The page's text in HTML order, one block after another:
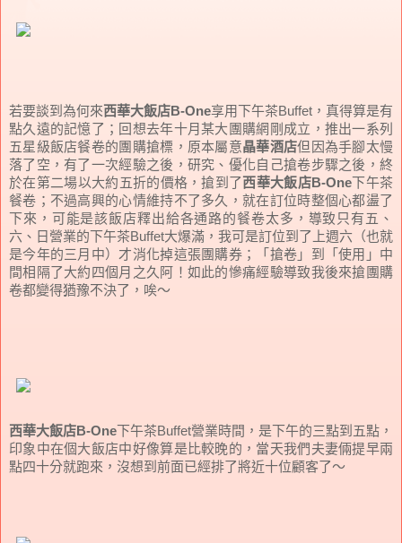
若要談到為何來西華大飯店B-One享用下午茶Buffet，真得算是有
點久遠的記憶了；回想去年十月某大團購網剛成立，推出一系列
五星級飯店餐卷的團購搶標，原本屬意晶華酒店但因為手腳太慢
落了空，有了一次經驗之後，研究、優化自己搶卷步驟之後，終
於在第二場以大約五折的價格，搶到了西華大飯店B-One下午茶
餐卷；不過高興的心情維持不了多久，就在訂位時整個心都盪了
下來，可能是該飯店釋出給各通路的餐卷太多，導致只有五、
六、日營業的下午茶Buffet大爆滿，我可是訂位到了上週六（也就
是今年的三月中）才消化掉這張團購券；「搶卷」到「使用」中
間相隔了大約四個月之久阿！如此的慘痛經驗導致我後來搶團購
卷都變得猶豫不決了，唉～
西華大飯店B-One下午茶Buffet營業時間，是下午的三點到五點，
印象中在個大飯店中好像算是比較晚的，當天我們夫妻倆提早兩
點四十分就跑來，沒想到前面已經排了將近十位顧客了～